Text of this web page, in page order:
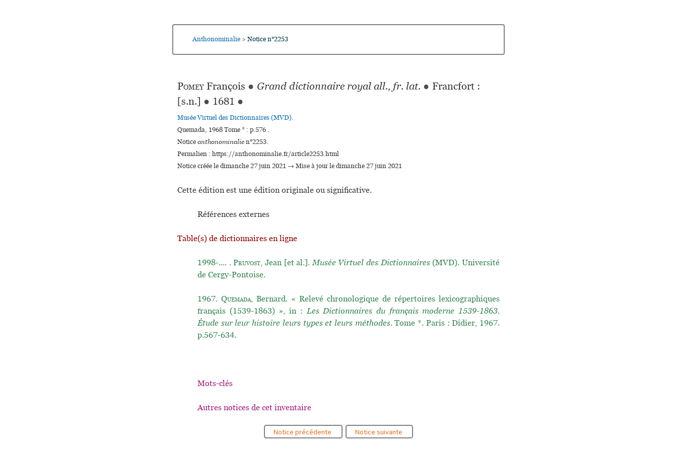
Anthonominalie > Notice n°2253
Pomey François ● Grand dictionnaire royal all., fr. lat. ● Francfort :
[s.n.] ● 1681 ●
Musée Virtuel des Dictionnaires (MVD).
Quemada, 1968 Tome * : p.576 .
Noticeanthonominalien°2253.
Permalien : https://anthonominalie.fr/article2253.html
Notice créée le dimanche 27 juin 2021 → Mise à jour le dimanche 27 juin 2021
Cette édition est une édition originale ou significative.
Références externes
Table(s) de dictionnaires en ligne
1998-.... .Pruvost, Jean [et al.].Musée Virtuel des Dictionnaires(MVD). Université
de Cergy-Pontoise.
1967. Quemada, Bernard. « Relevé chronologique de répertoires lexicographiques
français (1539-1863) », in :Les Dictionnaires du français moderne 1539-1863.
Étude sur leur histoire leurs types et leurs méthodes. Tome *. Paris : Didier, 1967.
p.567-634.
Mots-clés
Autres notices de cet inventaire
Notice précédente Notice suivante